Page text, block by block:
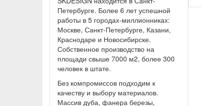
Петербурге. Более 6 лет успешной
работы в 5 городах-миллионниках:
Москве, Санкт-Петербурге, Казани,
Краснодаре и Новосибирске.
Собственное производство на
площади свыше 7000 м2, более 300
человек в штате.
Без компромиссов подходим к
качеству и выбору материалов.
Массив дуба, фанера березы,